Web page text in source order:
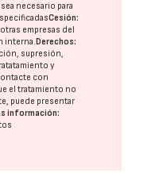
necesario para
Cesión:
empresas del
interna.Derechos:
supresión,
y
con
el tratamiento no
puede presentar
información: